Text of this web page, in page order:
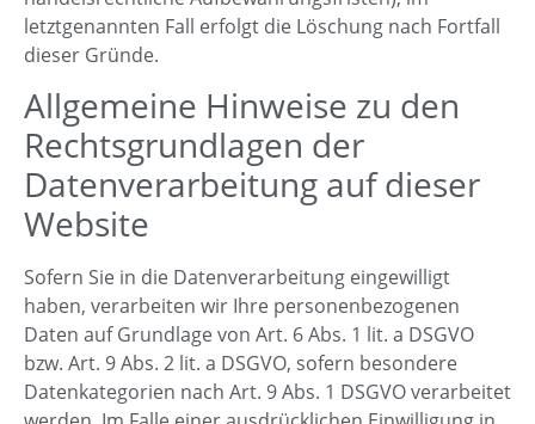
letztgenannten Fall erfolgt die Löschung nach Fortfall
dieser Gründe.
Allgemeine Hinweise zu den
Rechtsgrundlagen der
Datenverarbeitung auf dieser
Website
Sofern Sie in die Datenverarbeitung eingewilligt
haben, verarbeiten wir Ihre personenbezogenen
Daten auf Grundlage von Art. 6 Abs. 1 lit. a DSGVO
bzw. Art. 9 Abs. 2 lit. a DSGVO, sofern besondere
Datenkategorien nach Art. 9 Abs. 1 DSGVO verarbeitet